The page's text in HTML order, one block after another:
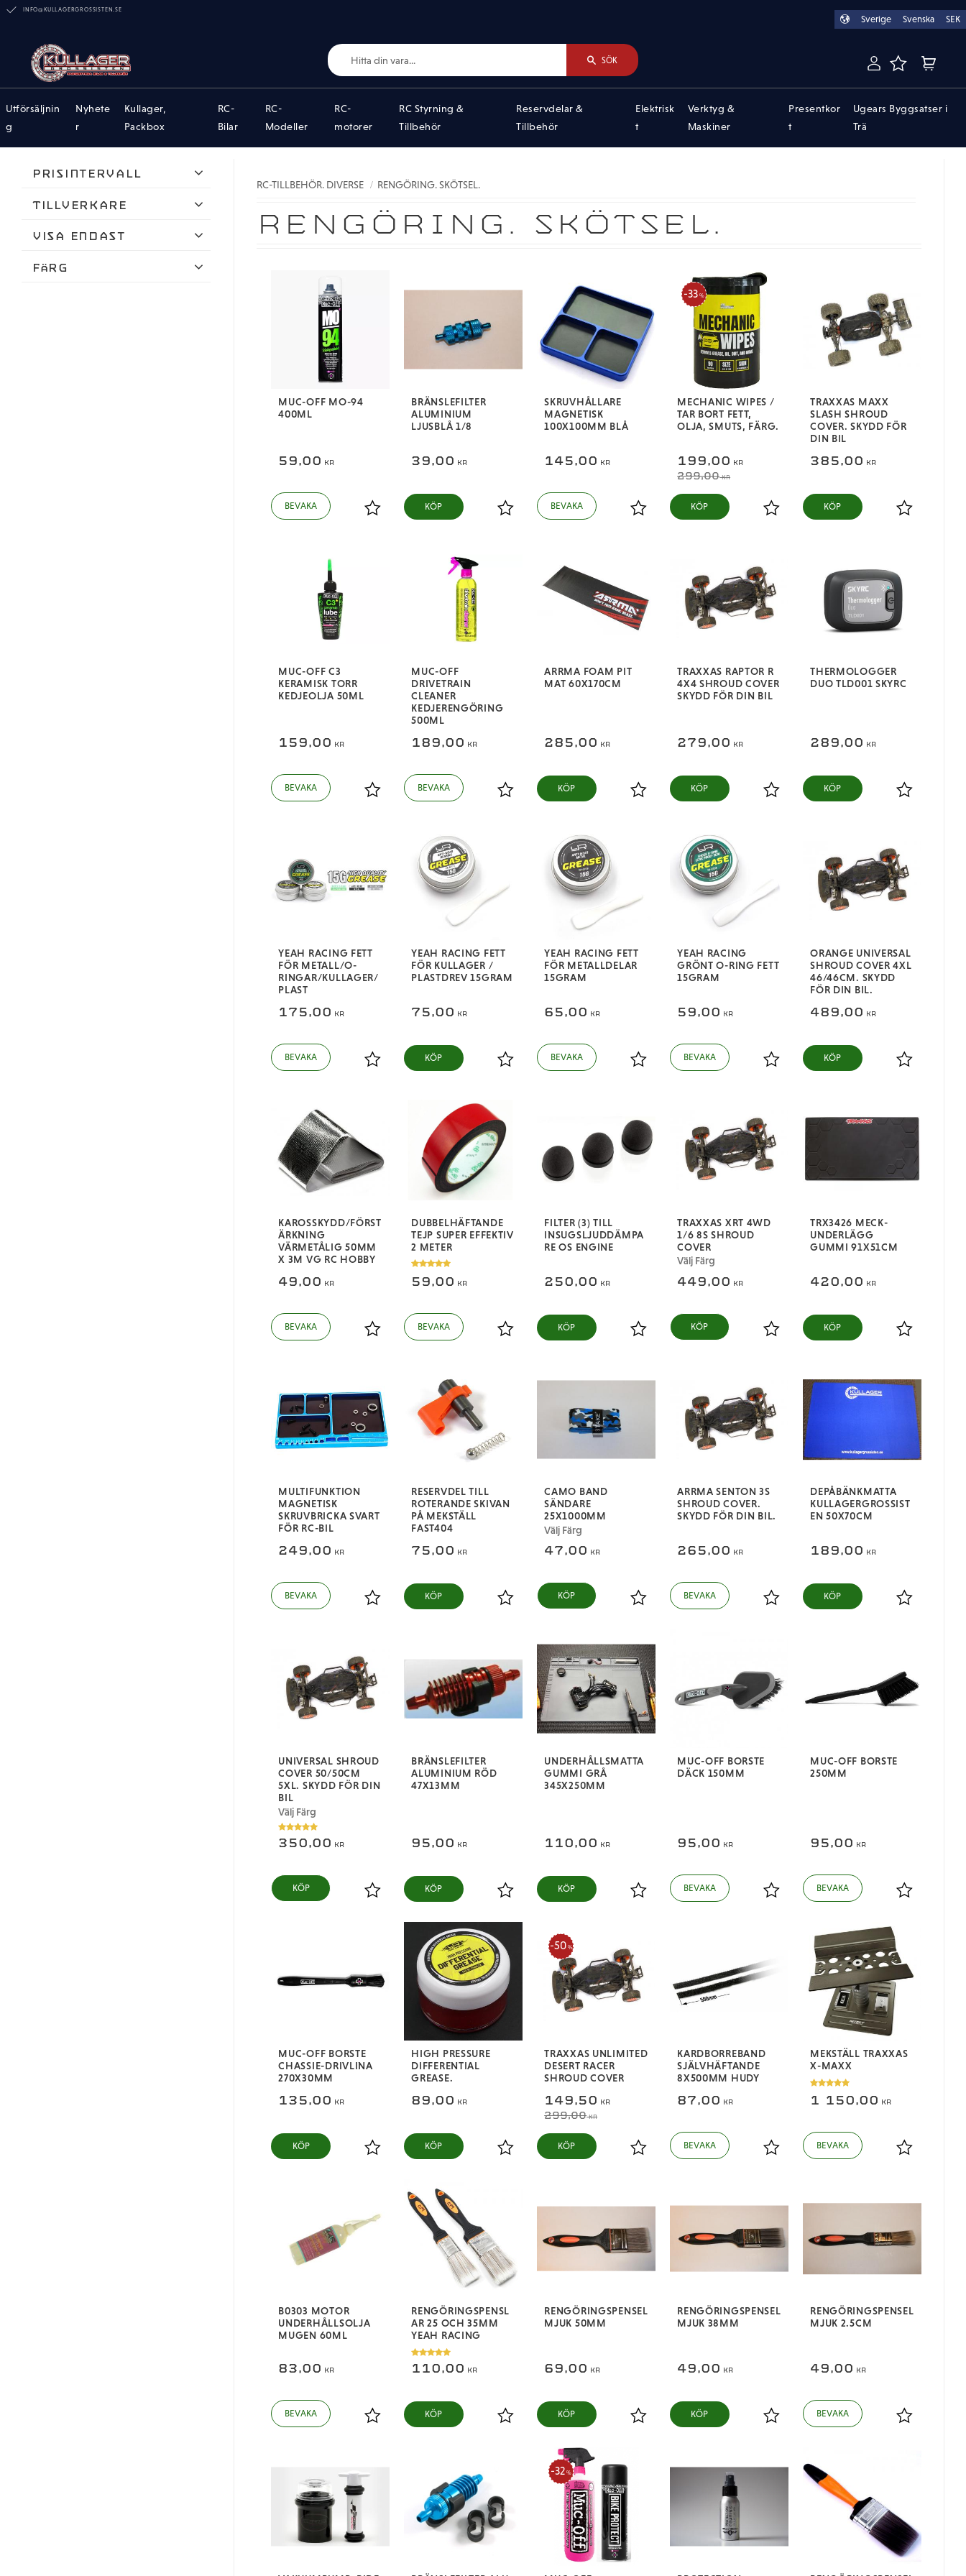
INFO@KULLAGERGROSSISTEN.SE
Sverige Svenska SEK
SÖK FAVORITER
Utförsäljnin
g
Nyhete
r
Kullager,
Packbox
RC-
Bilar
RC-
Modeller
RC-
motorer
RC Styrning &
Tillbehör
Reservdelar &
Tillbehör
Elektrisk
t
Verktyg &
Maskiner
Presentkor
t
Ugears Byggsatser i
Trä
Prisintervall
Tillverkare
FASTRAX
Visa endast
Färg
RENGÖRING. SKÖTSEL.
RC-TILLBEHÖR. DIVERSE RENGÖRING. SKÖTSEL.
MUC-OFF MO-94
400ML
59,00 KR
Lägg till i favoriter
BRÄNSLEFILTER
ALUMINIUM
LJUSBLÅ 1/8
39,00 KR
Lägg till i favoriter
KÖP
SKRUVHÅLLARE
MAGNETISK
100X100MM BLÅ
145,00 KR
Lägg till i favoriter
MECHANIC WIPES /
TAR BORT FETT,
OLJA, SMUTS, FÄRG.
199,00 KR
299,00KR
33 %
Lägg till i favoriter
KÖP
TRAXXAS MAXX
SLASH SHROUD
COVER. SKYDD FÖR
DIN BIL
385,00 KR
Lägg till i
KÖP
MUC-OFF C3
KERAMISK TORR
KEDJEOLJA 50ML
159,00 KR
Lägg till i favoriter
MUC-OFF
DRIVETRAIN
CLEANER
KEDJERENGÖRING
500ML
189,00 KR
Lägg till i favoriter
ARRMA FOAM PIT
MAT 60X170CM
285,00 KR
Lägg till i favoriter
KÖP
TRAXXAS RAPTOR R
4X4 SHROUD COVER
SKYDD FÖR DIN BIL
279,00 KR
Lägg till i favoriter
KÖP
THERMOLOGGER
DUO TLD001 SKYRC
289,00 KR
Lägg till i
KÖP
YEAH RACING FETT
FÖR METALL/O-
RINGAR/KULLAGER/
PLAST
175,00 KR
Lägg till i favoriter
YEAH RACING FETT
FÖR KULLAGER /
PLASTDREV 15GRAM
75,00 KR
Lägg till i favoriter
KÖP
YEAH RACING FETT
FÖR METALLDELAR
15GRAM
65,00 KR
Lägg till i favoriter
YEAH RACING
GRÖNT O-RING FETT
15GRAM
59,00 KR
Lägg till i favoriter
ORANGE UNIVERSAL
SHROUD COVER 4XL
46/46CM. SKYDD
FÖR DIN BIL.
489,00 KR
Lägg till i
KÖP
KAROSSKYDD/FÖRST
ÄRKNING
VÄRMETÅLIG 50MM
X 3M VG RC HOBBY
49,00 KR
Lägg till i favoriter
DUBBELHÄFTANDE
TEJP SUPER EFFEKTIV
2 METER
59,00 KR
Lägg till i favoriter
FILTER (3) TILL
INSUGSLJUDDÄMPA
RE OS ENGINE
250,00 KR
Lägg till i favoriter
KÖP
TRAXXAS XRT 4WD
1/6 8S SHROUD
COVER
Välj Färg
449,00 KR
Lägg till i favoriter
TRX3426 MECK-
UNDERLÄGG
GUMMI 91X51CM
420,00 KR
Lägg till i
KÖP
MULTIFUNKTION
MAGNETISK
SKRUVBRICKA SVART
FÖR RC-BIL
249,00 KR
Lägg till i favoriter
RESERVDEL TILL
ROTERANDE SKIVAN
PÅ MEKSTÄLL
FAST404
75,00 KR
Lägg till i favoriter
KÖP
CAMO BAND
SÄNDARE
25X1000MM
Välj Färg
47,00 KR
Lägg till i favoriter
ARRMA SENTON 3S
SHROUD COVER.
SKYDD FÖR DIN BIL.
265,00 KR
Lägg till i favoriter
DEPÅBÄNKMATTA
KULLAGERGROSSIST
EN 50X70CM
189,00 KR
Lägg till i
KÖP
UNIVERSAL SHROUD
COVER 50/50CM
5XL. SKYDD FÖR DIN
BIL
Välj Färg
350,00 KR
Lägg till i favoriter
BRÄNSLEFILTER
ALUMINIUM RÖD
47X13MM
95,00 KR
Lägg till i favoriter
KÖP
UNDERHÅLLSMATTA
GUMMI GRÅ
345X250MM
110,00 KR
Lägg till i favoriter
KÖP
MUC-OFF BORSTE
DÄCK 150MM
95,00 KR
Lägg till i favoriter
MUC-OFF BORSTE
250MM
95,00 KR
Lägg till i
MUC-OFF BORSTE
CHASSIE-DRIVLINA
270X30MM
135,00 KR
Lägg till i favoriter
KÖP
HIGH PRESSURE
DIFFERENTIAL
GREASE.
89,00 KR
Lägg till i favoriter
KÖP
TRAXXAS UNLIMITED
DESERT RACER
SHROUD COVER
149,50 KR
299,00KR
50 %
Lägg till i favoriter
KÖP
KARDBORREBAND
SJÄLVHÄFTANDE
8X500MM HUDY
87,00 KR
Lägg till i favoriter
MEKSTÄLL TRAXXAS
X-MAXX
1 150,00 KR
Lägg till i
B0303 MOTOR
UNDERHÅLLSOLJA
MUGEN 60ML
83,00 KR
Lägg till i favoriter
RENGÖRINGSPENSL
AR 25 OCH 35MM
YEAH RACING
110,00 KR
Lägg till i favoriter
KÖP
RENGÖRINGSPENSEL
MJUK 50MM
69,00 KR
Lägg till i favoriter
KÖP
RENGÖRINGSPENSEL
MJUK 38MM
49,00 KR
Lägg till i favoriter
KÖP
RENGÖRINGSPENSEL
MJUK 2.5CM
49,00 KR
Lägg till i
32 %